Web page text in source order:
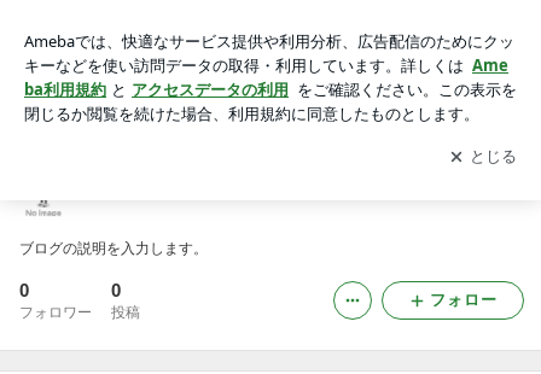
アプリをダウンロードして ブログの更新通知
を受け取りまし
ょう。
開く
ブログの説明を入力します。
0
フォロワー
0
投稿
フォロー